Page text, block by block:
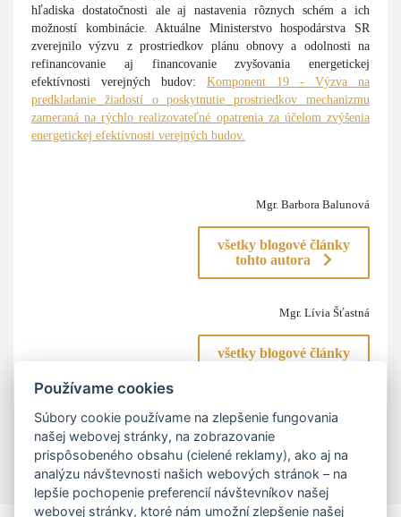
hľadiska dostatočnosti ale aj nastavenia rôznych schém a ich
možností kombinácie. Aktuálne Ministerstvo hospodárstva SR
zverejnilo výzvu z prostriedkov plánu obnovy a odolnosti na
refinancovanie aj financovanie zvyšovania energetickej
efektívnosti verejných budov: Komponent 19 - Výzva na
predkladanie žiadostí o poskytnutie prostriedkov mechanizmu
zameraná na rýchlo realizovateľné opatrenia za účelom zvýšenia
energetickej efektívnosti verejných budov.
Mgr. Barbora Balunová
všetky blogové články
tohto autora
Mgr. Lívia Šťastná
všetky blogové články
Používame cookies
Súbory cookie používame na zlepšenie fungovania
našej webovej stránky, na zobrazovanie
prispôsobeného obsahu (cielené reklamy), ako aj na
analýzu návštevnosti našich webových stránok – na
lepšie pochopenie preferencií návštevníkov našej
webovej stránky, ktoré nám umožní zlepšenie našej